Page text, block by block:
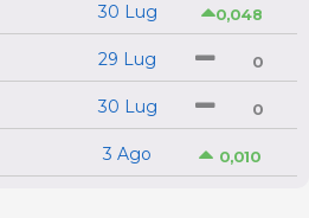
30 Lug 0,048
29 Lug 0
30 Lug 0
3 Ago 0,010